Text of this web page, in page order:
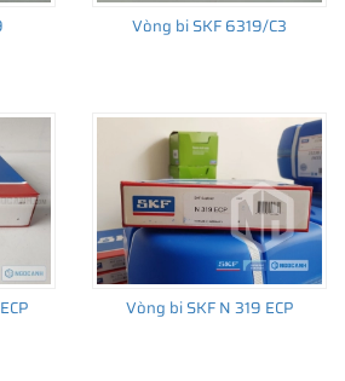
Vòng bi SKF 6319/C3
Vòng bi SKF N 319 ECP